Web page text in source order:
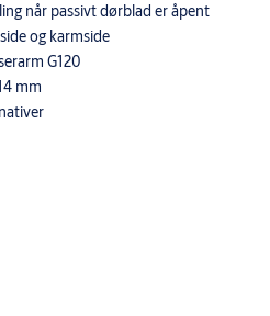
når passivt dørblad er åpent
og karmside
G120
mm